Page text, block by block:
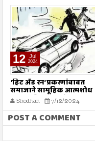
12 Jul
2024
‘हिट अँड रन’ प्रकरणांबाबत
समाजाने सामूहिक आत्मशोध
करण्याची गरज - मौलाना
इलियास खान फलाही
Shodhan 7/12/2024
POST A COMMENT